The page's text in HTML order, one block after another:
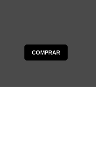
COMPRAR